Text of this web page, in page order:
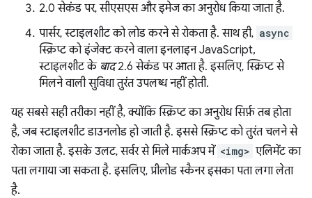
2.0 सेकंड पर, सीएसएस और इमेज का अनुरोध किया जाता है.
पार्सर, स्टाइलशीट को लोड करने से रोकता है. साथ ही, async
स्क्रिप्ट को इंजेक्ट करने वाला इनलाइन JavaScript,
स्टाइलशीट के बाद2.6 सेकंड पर आता है. इसलिए, स्क्रिप्ट से
मिलने वाली सुविधा तुरंत उपलब्ध नहीं होती.
यह सबसे सही तरीका नहीं है, क्योंकि स्क्रिप्ट का अनुरोध सिर्फ़ तब होता
है, जब स्टाइलशीट डाउनलोड हो जाती है. इससे स्क्रिप्ट को तुरंत चलने से
रोका जाता है. इसके उलट, सर्वर से मिले मार्कअप में <img> एलिमेंट का
पता लगाया जा सकता है. इसलिए, प्रीलोड स्कैनर इसका पता लगा लेता
है.